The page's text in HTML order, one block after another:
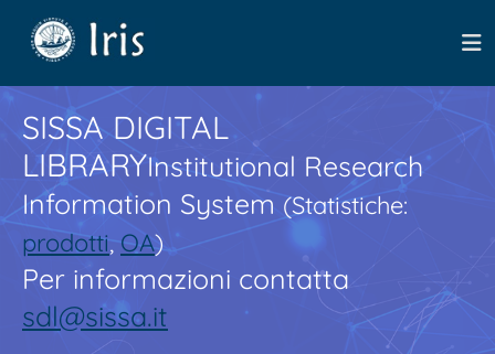
SISSA DIGITAL
LIBRARYInstitutional Research
Information System(Statistiche:
prodotti,OA)
Per informazioni contatta
sdl@sissa.it